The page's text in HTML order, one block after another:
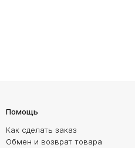
Помощь
Как сделать заказ
Обмен и возврат товара